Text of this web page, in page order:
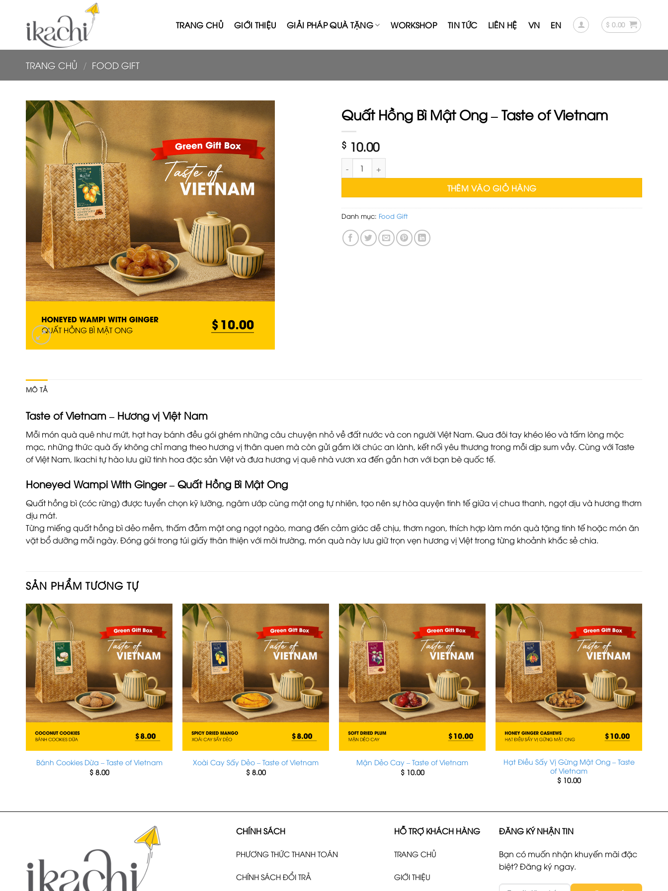
TRANG CHỦ GIỚI THIỆU GIẢI PHÁP QUÀ TẶNG WORKSHOP TIN TỨC LIÊN HỆ VN EN $ 0.00
TRANG CHỦ / FOOD GIFT
Quất Hồng Bì Mật Ong – Taste of Vietnam
$ 10.00
Quất Hồng Bì Mật Ong - Taste of Vietnam số lượng
THÊM VÀO GIỎ HÀNG
Danh mục: Food Gift
MÔ TẢ
Taste of Vietnam – Hương vị Việt Nam
Mỗi món quà quê như mứt, hạt hay bánh đều gói ghém những câu chuyện nhỏ về đất nước và con người Việt Nam. Qua đôi tay khéo léo và tấm lòng mộc
mạc, những thức quà ấy không chỉ mang theo hương vị thân quen mà còn gửi gắm lời chúc an lành, kết nối yêu thương trong mỗi dịp sum vầy. Cùng với Taste
of Việt Nam, Ikachi tự hào lưu giữ tinh hoa đặc sản Việt và đưa hương vị quê nhà vươn xa đến gần hơn với bạn bè quốc tế.
Honeyed Wampi With Ginger – Quất Hồng Bì Mật Ong
Quất hồng bì (cóc rừng) được tuyển chọn kỹ lưỡng, ngâm ướp cùng mật ong tự nhiên, tạo nên sự hòa quyện tinh tế giữa vị chua thanh, ngọt dịu và hương thơm
dịu mát.
Từng miếng quất hồng bì dẻo mềm, thấm đẫm mật ong ngọt ngào, mang đến cảm giác dễ chịu, thơm ngon, thích hợp làm món quà tặng tinh tế hoặc món ăn
vặt bổ dưỡng mỗi ngày. Đóng gói trong túi giấy thân thiện với môi trường, món quà này lưu giữ trọn vẹn hương vị Việt trong từng khoảnh khắc sẻ chia.
SẢN PHẨM TƯƠNG TỰ
Bánh Cookies Dừa – Taste of Vietnam
$8.00
Xoài Cay Sấy Dẻo – Taste of Vietnam
$8.00
Mận Dẻo Cay – Taste of Vietnam
$10.00
Hạt Điều Sấy Vị Gừng Mật Ong – Taste
of Vietnam
$10.00
CHÍNH SÁCH
PHƯƠNG THỨC THANH TOÁN
CHÍNH SÁCH ĐỔI TRẢ
HỖ TRỢ KHÁCH HÀNG
TRANG CHỦ
GIỚI THIỆU
ĐĂNG KÝ NHẬN TIN
Bạn có muốn nhận khuyến mãi đặc
biệt? Đăng ký ngay.